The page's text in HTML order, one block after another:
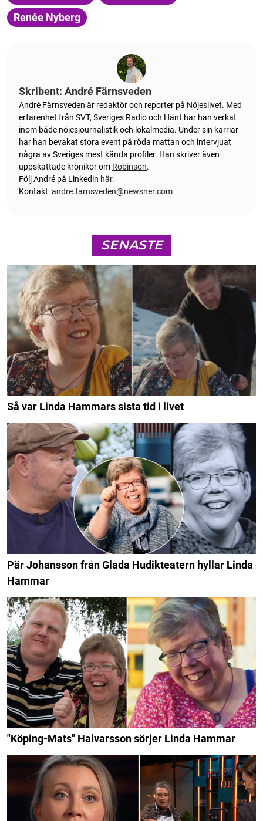
Renée Nyberg
Skribent: André Färnsveden
André Färnsveden är redaktör och reporter på Nöjeslivet. Med
erfarenhet från SVT, Sveriges Radio och Hänt har han verkat
inom både nöjesjournalistik och lokalmedia. Under sin karriär
har han bevakat stora event på röda mattan och intervjuat
några av Sveriges mest kända profiler. Han skriver även
uppskattade krönikor om Robinson.
Följ André på Linkedin här.
Kontakt:andre.farnsveden@newsner.com
SENASTE
Så var Linda Hammars sista tid i livet
Pär Johansson från Glada Hudikteatern hyllar Linda
Hammar
"Köping-Mats" Halvarsson sörjer Linda Hammar